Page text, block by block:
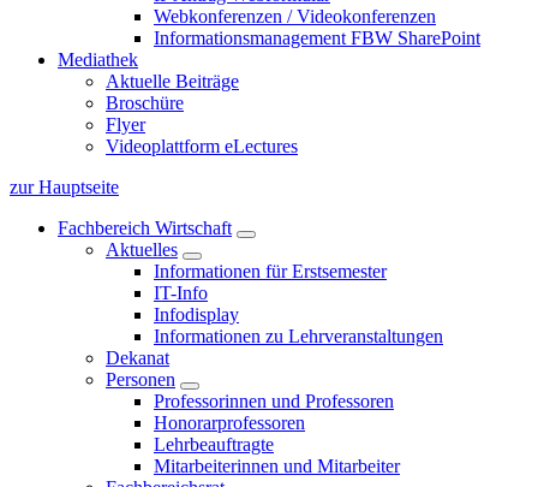
Webkonferenzen / Videokonferenzen
Informationsmanagement FBW SharePoint
Mediathek
Aktuelle Beiträge
Broschüre
Flyer
Videoplattform eLectures
zur Hauptseite
Fachbereich Wirtschaft
Aktuelles
Informationen für Erstsemester
IT-Info
Infodisplay
Informationen zu Lehrveranstaltungen
Dekanat
Personen
Professorinnen und Professoren
Honorarprofessoren
Lehrbeauftragte
Mitarbeiterinnen und Mitarbeiter